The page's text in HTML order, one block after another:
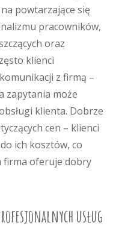
powtarzające się
pracowników,
oraz
klienci
z firmą –
zapytania może
klienta. Dobrze
cen – klienci
ich kosztów, co
firma oferuje dobry
usług